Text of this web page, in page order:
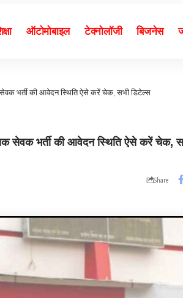
ऑटोमोबाइल टेक्नोलॉजी बिजनेस
भर्ती की आवेदन स्थिति ऐसे करें चेक, सभी डिटेल्स
भर्ती की आवेदन स्थिति ऐसे करें चेक,
Share